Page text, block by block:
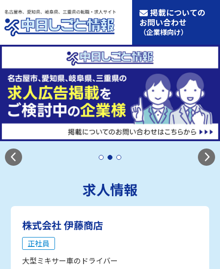
掲載についての
お問い合わせ
（企業様向け）
求人情報
株式会社 伊藤商店
正社員
大型ミキサー車のドライバー